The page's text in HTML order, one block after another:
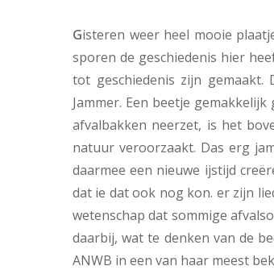
Gisteren weer heel mooie
sporen de geschiedenis hier
tot geschiedenis zijn
Jammer. Een beetje
afvalbakken neerzet, is het
natuur veroorzaakt. Das erg
daarmee een nieuwe ijstijd
dat ie dat ook nog kon. er zijn
wetenschap dat sommige
daarbij, wat te denken van de
ANWB in een van haar meest